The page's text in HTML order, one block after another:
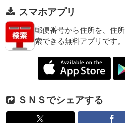
スマホアプリ
郵便番号から住所を、住
索できる無料アプリです。
ＳＮＳでシェアする